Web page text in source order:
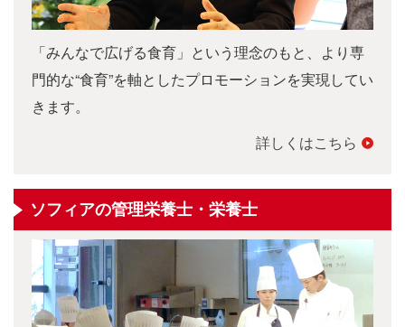
「みんなで広げる食育」という理念のもと、より専
門的な“食育”を軸としたプロモーションを実現してい
きます。
詳しくはこちら
ソフィアの管理栄養士・栄養士